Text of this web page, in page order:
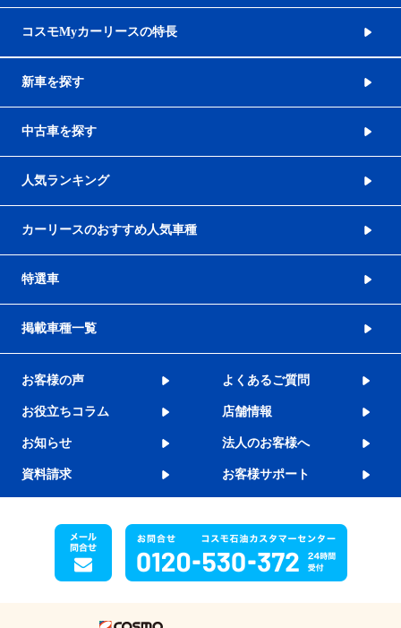
コスモMyカーリースの特長
新車を探す
中古車を探す
人気ランキング
カーリースのおすすめ人気車種
特選車
掲載車種一覧
お客様の声 よくあるご質問
お役立ちコラム 店舗情報
お知らせ 法人のお客様へ
資料請求 お客様サポート